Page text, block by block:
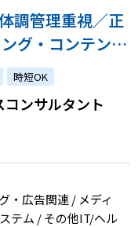
調管理重視／正
グ・コンテンツ
の両立をしなが
時短OK
ンサルタント
・広告関連 / メディ
テム / その他IT/ヘル